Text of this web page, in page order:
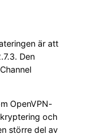
är att
Den
OpenVPN-
och
större del av